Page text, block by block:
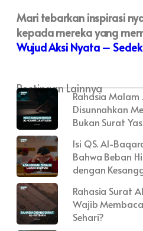
Mari tebarkan inspirasi
kepada mereka yang
Wujud Aksi Nyata –
Postingan Lainnya
Rahasia Malam
Disunnahkan
Bukan Surat
Isi QS. Al-
Bahwa Beban
dengan
Rahasia Surat
Wajib
Sehari?